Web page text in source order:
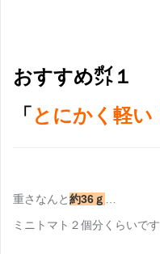
おすすめ㌽１
「とにかく軽い
重さなんと約36ｇ
ミニトマト２個分くらいで